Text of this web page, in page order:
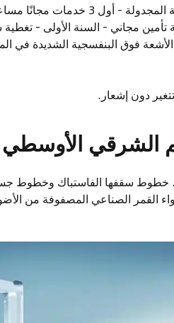
ضمان: 5 سنوات / 150,000 كيلومتر - يمنحك ثقة من المصنع خدمة مجانية
السعودية تأمين مجاني - السنة الأولى -
لبيئة الأشعة فوق البنفسجية الشديدة في
دون إشعار.
الشرقي الأوسطي
خطوط سقفها الفاستباك وخطوط
القمر الصناعي المصفوفة من